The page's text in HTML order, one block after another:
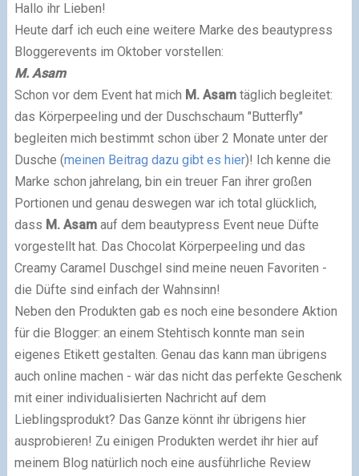
Hallo ihr Lieben!
Heute darf ich euch eine weitere Marke des beautypress
Bloggerevents im Oktober vorstellen:
M. Asam
Schon vor dem Event hat mich M. Asamtäglich begleitet:
das Körperpeeling und der Duschschaum "Butterfly"
begleiten mich bestimmt schon über 2 Monate unter der
Dusche (meinen Beitrag dazu gibt es hier)! Ich kenne die
Marke schon jahrelang, bin ein treuer Fan ihrer großen
Portionen und genau deswegen war ich total glücklich,
dass M. Asamauf dem beautypress Event neue Düfte
vorgestellt hat. Das Chocolat Körperpeeling und das
Creamy Caramel Duschgel sind meine neuen Favoriten -
die Düfte sind einfach der Wahnsinn!
Neben den Produkten gab es noch eine besondere Aktion
für die Blogger: an einem Stehtisch konnte man sein
eigenes Etikett gestalten. Genau das kann man übrigens
auch online machen - wär das nicht das perfekte Geschenk
mit einer individualisierten Nachricht auf dem
Lieblingsprodukt? Das Ganze könnt ihr übrigens hier
ausprobieren! Zu einigen Produkten werdet ihr hier auf
meinem Blog natürlich noch eine ausführliche Review